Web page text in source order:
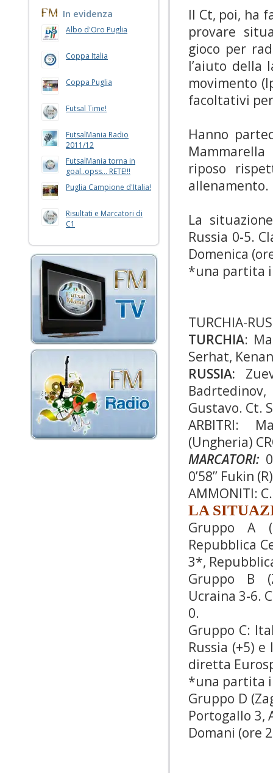
In evidenza
Albo d'Oro Puglia
Coppa Italia
Coppa Puglia
Futsal Time!
FutsalMania Radio
2011/12
FutsalMania torna in
goal..opss... RETE!!!
Puglia Campione d'Italia!
Risultati e Marcatori di
C1
Il Ct, poi, ha
provare
gioco per
l’aiuto della
movimento
facoltativi
Hanno
riposo
allenamento.
La
Russia 0-5.
Domenica
*una partita
TURCHIA-
TURCHIA:
Serhat,
RUSSIA:
Gustavo. Ct.
ARBITRI:
(Ungheria)
MARCATORI:
0’58’’ Fukin
AMMONITI:
LA
Gruppo A
Repubblica
3*,
Gruppo B
Ucraina 3-6.
0.
Gruppo C:
Russia (+5)
diretta
*una partita
Gruppo D
Portogallo 3,
Domani (ore